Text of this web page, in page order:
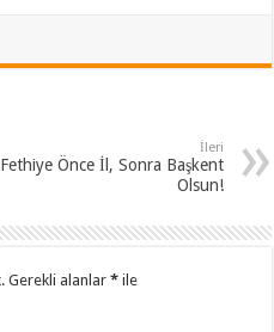
İleri
Fethiye Önce İl, Sonra Başkent
Olsun!
Gerekli alanlar* ile